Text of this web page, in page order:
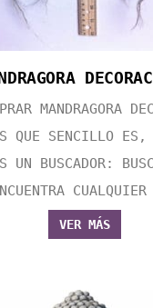
MANDRAGORA
QUE SENCILLO ES,
UN BUSCADOR:
VER MÁS